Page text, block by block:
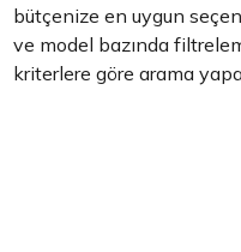
bütçenize en uygun
ve model bazında
kriterlere göre arama